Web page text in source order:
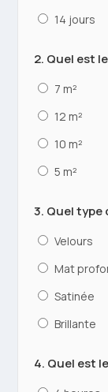
14 jours
2. Quel est
7 m²
12 m²
10 m²
5 m²
3. Quel
Velours
Mat
Satinée
Brillante
4. Quel est